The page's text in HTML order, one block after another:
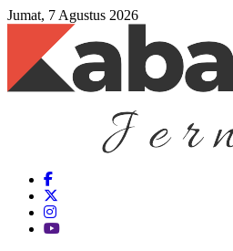
Jumat, 7 Agustus 2026